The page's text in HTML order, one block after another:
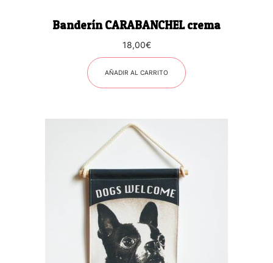
Banderín CARABANCHEL crema
18,00€
AÑADIR AL CARRITO